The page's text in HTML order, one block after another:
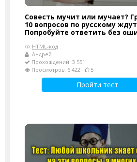
Совесть мучит или мучает?
10 вопросов по русскому
Попробуйте ответить без
HTML-код
Андрей
Прохождений: 3 551
Просмотров: 6 422
5
Пройти тест